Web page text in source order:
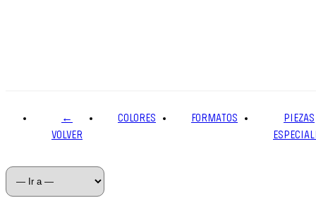
←
VOLVER
COLORES FORMATOS
PIEZAS